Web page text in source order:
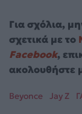
Για σχόλια,
σχετικά με το
Facebook,
ακολουθήστε
Beyonce Jay Z